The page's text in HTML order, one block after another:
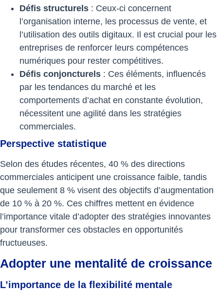
Défis structurels : Ceux-ci concernent
l’organisation interne, les processus de vente, et
l’utilisation des outils digitaux. Il est crucial pour les
entreprises de renforcer leurs compétences
numériques pour rester compétitives.
Défis conjoncturels : Ces éléments, influencés
par les tendances du marché et les
comportements d’achat en constante évolution,
nécessitent une agilité dans les stratégies
commerciales.
Perspective statistique
Selon des études récentes, 40 % des directions
commerciales anticipent une croissance faible, tandis
que seulement 8 % visent des objectifs d’augmentation
de 10 % à 20 %. Ces chiffres mettent en évidence
l’importance vitale d’adopter des stratégies innovantes
pour transformer ces obstacles en opportunités
fructueuses.
Adopter une mentalité de croissance
L’importance de la flexibilité mentale